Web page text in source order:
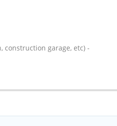
construction garage, etc) -